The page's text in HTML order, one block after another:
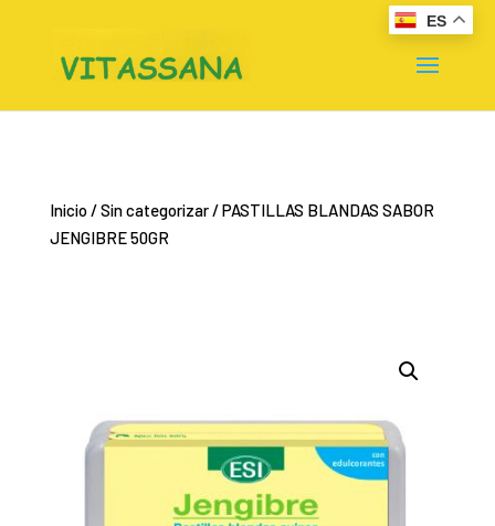
Inicio/Sin categorizar/ PASTILLAS BLANDAS SABOR
JENGIBRE 50GR
ES